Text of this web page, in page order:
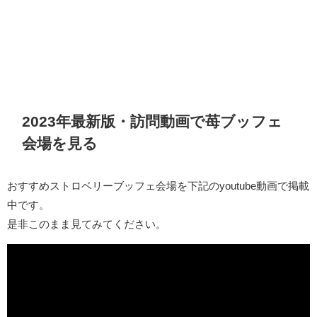
2023年最新版・訪問動画で苺ブッフェ
会場を見る
おすすめストロベリーブッフェ会場を下記のyoutube動画で掲載
中です。
是非このまま見てみてください。